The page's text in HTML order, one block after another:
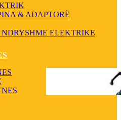
& ADAPTORË
NDRYSHME ELEKTRIKE